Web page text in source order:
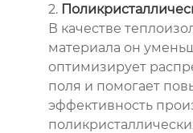
2.
В качестве
материала он
оптимизирует
поля и помогает
эффективность